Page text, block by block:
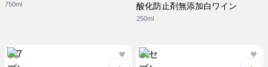
750ml 酸化防止剤無添加白ワイン
250ml